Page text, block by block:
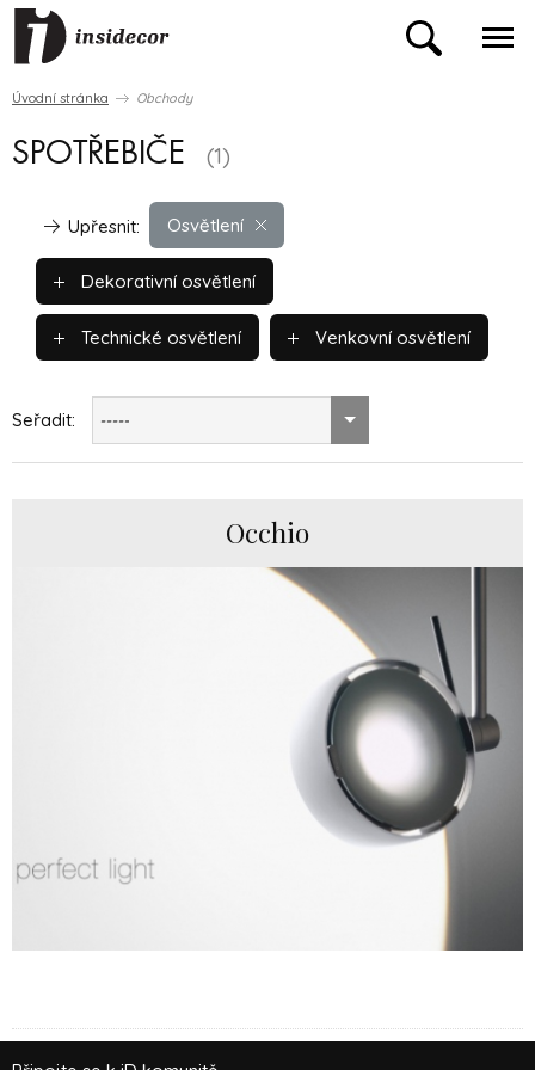
Úvodní stránka Obchody
SPOTŘEBIČE (1)
Osvětlení
Upřesnit:
Dekorativní osvětlení
Technické osvětlení Venkovní osvětlení
Seřadit: -----
Occhio